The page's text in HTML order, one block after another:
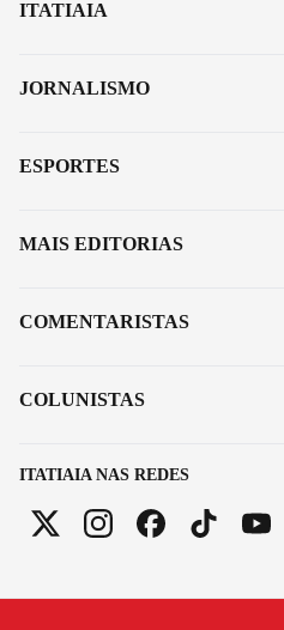
ITATIAIA NAS REDES
ITATIAIA
JORNALISMO
ESPORTES
MAIS EDITORIAS
COMENTARISTAS
COLUNISTAS